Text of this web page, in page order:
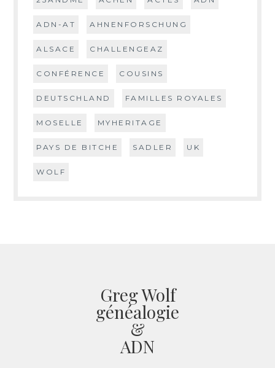
ADN-AT AHNENFORSCHUNG
ALSACE CHALLENGEAZ
CONFÉRENCE COUSINS
DEUTSCHLAND FAMILLES ROYALES
MOSELLE MYHERITAGE
PAYS DE BITCHE SADLER UK
WOLF
Greg Wolf
généalogie
&
ADN